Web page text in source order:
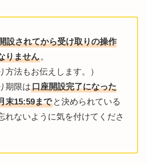
設されてから受け取りの操作
りません。
方法もお伝えします。）
期限は口座開設完了になった
末15:59まで と決められている
れないように気を付けてくださ